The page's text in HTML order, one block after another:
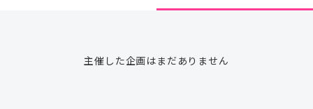
主催した企画はまだありません